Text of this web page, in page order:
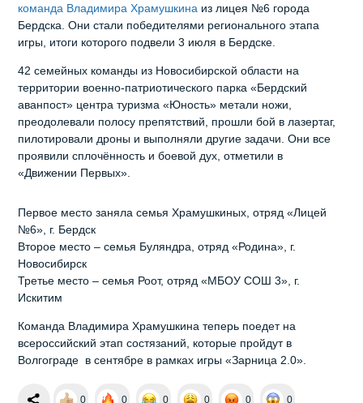
команда Владимира Храмушкина из лицея №6 города
Бердска. Они стали победителями регионального этапа
игры, итоги которого подвели 3 июля в Бердске.
42 семейных команды из Новосибирской области на
территории военно-патриотического парка «Бердский
аванпост» центра туризма «Юность» метали ножи,
преодолевали полосу препятствий, прошли бой в лазертаг,
пилотировали дроны и выполняли другие задачи. Они все
проявили сплочённость и боевой дух, отметили в
«Движении Первых».
Первое место заняла семья Храмушкиных, отряд «Лицей
№6», г. Бердск
Второе место – семья Буляндра, отряд «Родина», г.
Новосибирск
Третье место – семья Роот, отряд «МБОУ СОШ 3», г.
Искитим
Команда Владимира Храмушкина теперь поедет на
всероссийский этап состязаний, которые пройдут в
Волгограде в сентябре в рамках игры «Зарница 2.0».
0 0 0 0 0 0